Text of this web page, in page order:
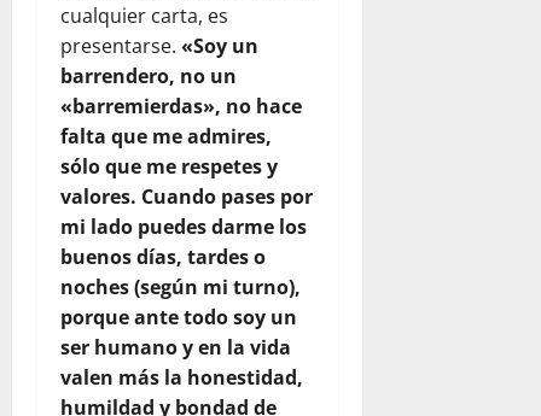
cualquier carta, es
presentarse. «Soy un
barrendero, no un
«barremierdas», no hace
falta que me admires,
sólo que me respetes y
valores. Cuando pases por
mi lado puedes darme los
buenos días, tardes o
noches (según mi turno),
porque ante todo soy un
ser humano y en la vida
valen más la honestidad,
humildad y bondad de